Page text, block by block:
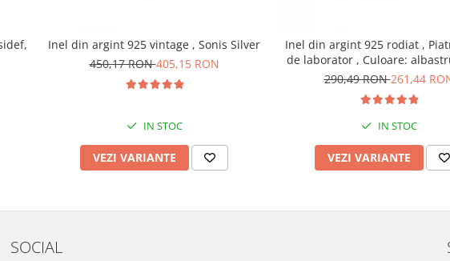
Inel din argint 925 vintage , Sonis Silver
450,17 RON405,15 RON
IN STOC
VEZI VARIANTE
Inel din argint 925 rodiat ,
de laborator , Culoare:
Silver
290,49 RON261,44
IN STOC
VEZI VARIANTE
SOCIAL